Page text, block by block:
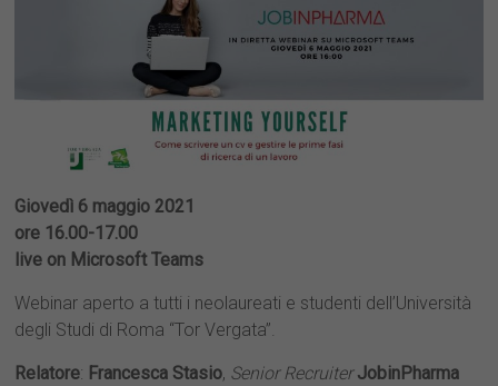
Giovedì 6 maggio 2021
ore 16.00-17.00
live on Microsoft Teams
Webinar aperto a tutti i neolaureati e studenti dell’Università
degli Studi di Roma “Tor Vergata”.
Relatore: Francesca Stasio, Senior RecruiterJobinPharma